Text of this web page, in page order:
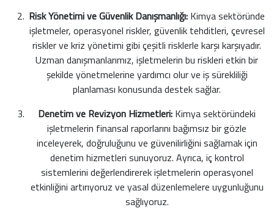
Risk Yönetimi ve Güvenlik Danışmanlığı: Kimya sektöründe
işletmeler, operasyonel riskler, güvenlik tehditleri, çevresel
riskler ve kriz yönetimi gibi çeşitli risklerle karşı karşıyadır.
Uzman danışmanlarımız, işletmelerin bu riskleri etkin bir
şekilde yönetmelerine yardımcı olur ve iş sürekliliği
planlaması konusunda destek sağlar.
Denetim ve Revizyon Hizmetleri: Kimya sektöründeki
işletmelerin finansal raporlarını bağımsız bir gözle
inceleyerek, doğruluğunu ve güvenilirliğini sağlamak için
denetim hizmetleri sunuyoruz. Ayrıca, iç kontrol
sistemlerini değerlendirerek işletmelerin operasyonel
etkinliğini artırıyoruz ve yasal düzenlemelere uygunluğunu
sağlıyoruz.